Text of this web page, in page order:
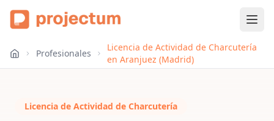
Profesionales
Licencia de Actividad de Charcutería
en Aranjuez (Madrid)
Licencia de Actividad de Charcutería